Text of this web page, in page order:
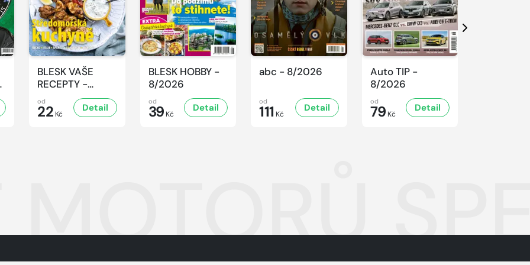
BLESK VAŠE
RECEPTY -
8/2026
od
22 Kč
Detail
BLESK HOBBY -
8/2026
od
39 Kč
Detail
abc - 8/2026
od
111 Kč
Detail
Auto TIP -
8/2026
od
79 Kč
Detail
Další
MOTORŮ